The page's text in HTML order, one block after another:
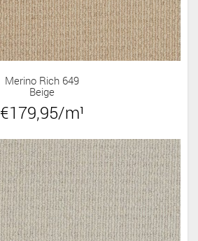
Merino Rich 649
Beige
€179,95/m¹